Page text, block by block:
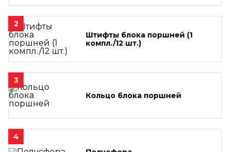
2
Штифты блока поршней (1
компл./12 шт.)
3
Кольцо блока поршней
4